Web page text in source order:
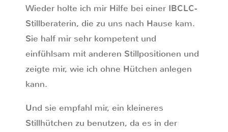
Wieder holte ich mir Hilfe bei einer IBCLC-
Stillberaterin, die zu uns nach Hause kam.
Sie half mir sehr kompetent und
einfühlsam mit anderen Stillpositionen und
zeigte mir, wie ich ohne Hütchen anlegen
kann.
Und sie empfahl mir, ein kleineres
Stillhütchen zu benutzen, da es in der